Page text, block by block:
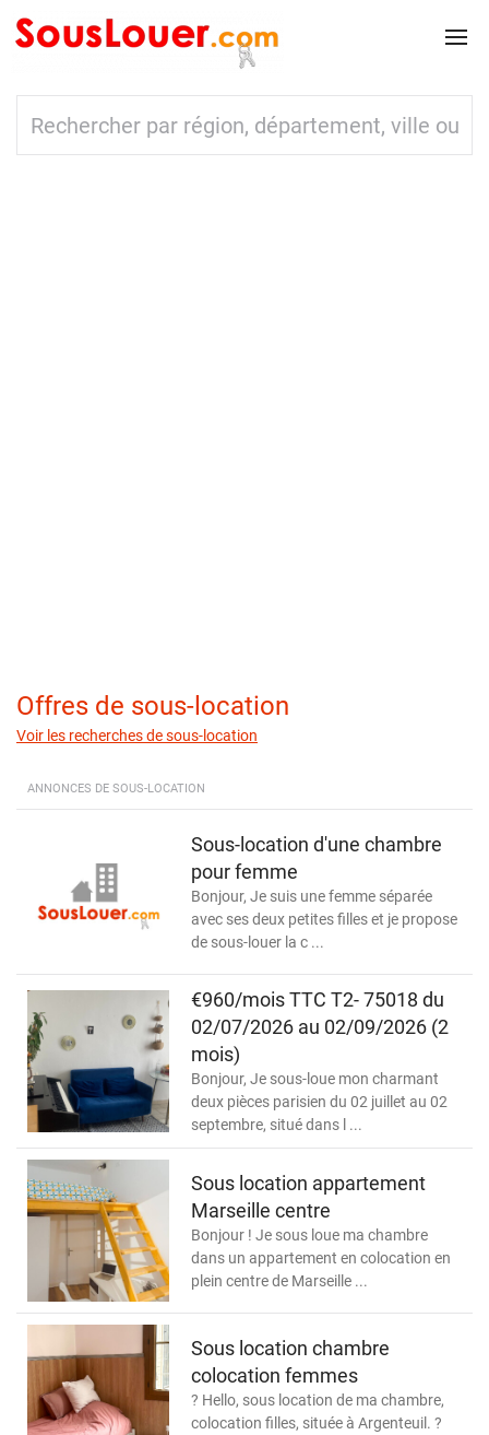
Offres de sous-location
Voir les recherches de sous-location
ANNONCES DE SOUS-LOCATION
Sous-location d'une chambre
pour femme
Bonjour, Je suis une femme séparée
avec ses deux petites filles et je propose
de sous-louer la c ...
€960/mois TTC T2- 75018 du
02/07/2026 au 02/09/2026 (2
mois)
Bonjour, Je sous-loue mon charmant
deux pièces parisien du 02 juillet au 02
septembre, situé dans l ...
Sous location appartement
Marseille centre
Bonjour ! Je sous loue ma chambre
dans un appartement en colocation en
plein centre de Marseille ...
Sous location chambre
colocation femmes
? Hello, sous location de ma chambre,
colocation filles, située à Argenteuil. ?